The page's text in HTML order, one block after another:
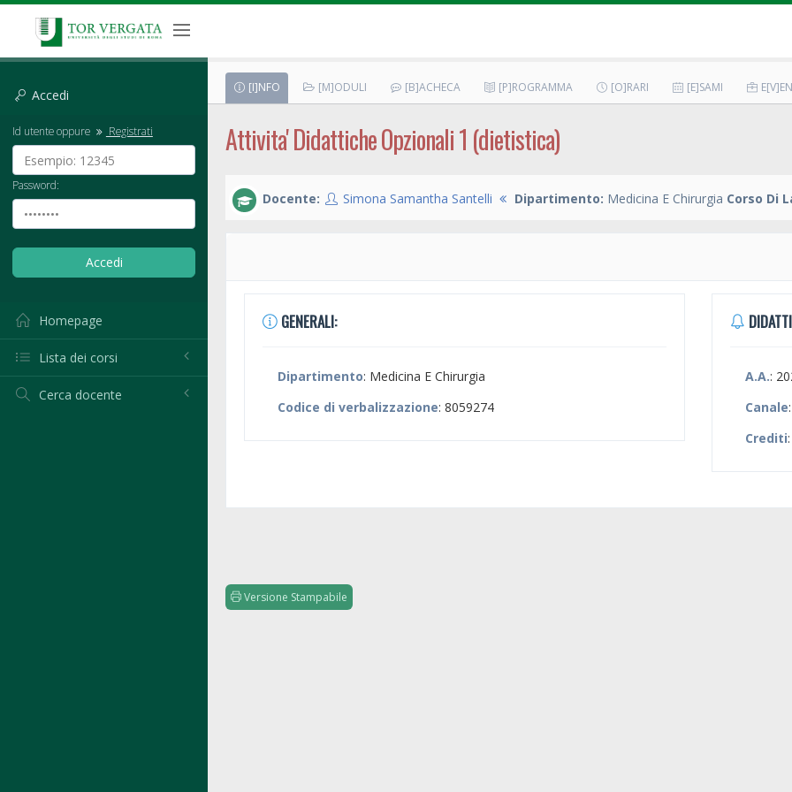
Accedi
Id utente oppure Registrati
Password:
Homepage
Lista dei corsi
Cerca docente
[I]NFO [M]ODULI [B]ACHECA [P]ROGRAMMA [O]RARI [E]SAMI
Attivita' Didattiche Opzionali 1 (dietistica)
Docente: Simona Samantha Santelli Dipartimento: Medicina E Chirurgia Corso Di
GENERALI:
Dipartimento: Medicina E Chirurgia
Codice di verbalizzazione: 8059274
A.A.:
Canale
Crediti
Versione Stampabile